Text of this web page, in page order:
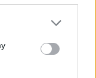
αναφοράς στη
στην
οι άνθρωποι